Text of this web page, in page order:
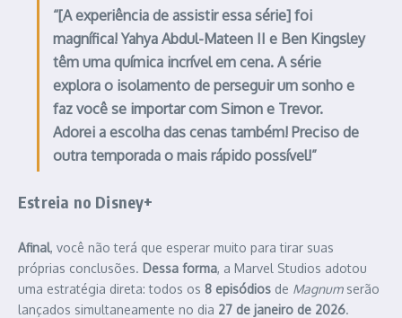
“[A experiência de assistir essa série] foi
magnífica! Yahya Abdul-Mateen II e Ben Kingsley
têm uma química incrível em cena. A série
explora o isolamento de perseguir um sonho e
faz você se importar com Simon e Trevor.
Adorei a escolha das cenas também! Preciso de
outra temporada o mais rápido possível!”
Estreia no Disney+
Afinal, você não terá que esperar muito para tirar suas
próprias conclusões. Dessa forma, a Marvel Studios adotou
uma estratégia direta: todos os 8 episódios de Magnumserão
lançados simultaneamente no dia 27 de janeiro de 2026.